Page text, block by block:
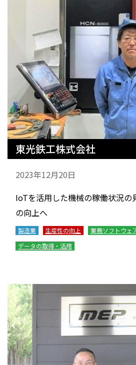
東光鉄工株式会社
2023年12月20日
IoTを活用した機械の稼働状況の
の向上へ
製造業 生産性の向上
業務ソフトウェ
データの取得・活用